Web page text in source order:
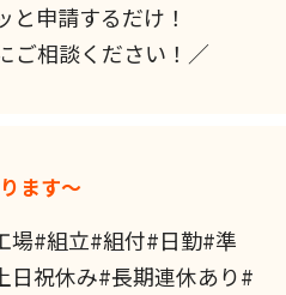
と申請するだけ！
ご相談ください！／
ます～
場#組立#組付#日勤#準
日祝休み#長期連休あり#